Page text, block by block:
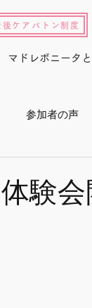
マドレボニータ
後ケアバトン制度
参加者の声
験会